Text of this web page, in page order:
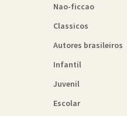
Nao-ficcao
Classicos
Autores brasileiros
Infantil
Juvenil
Escolar